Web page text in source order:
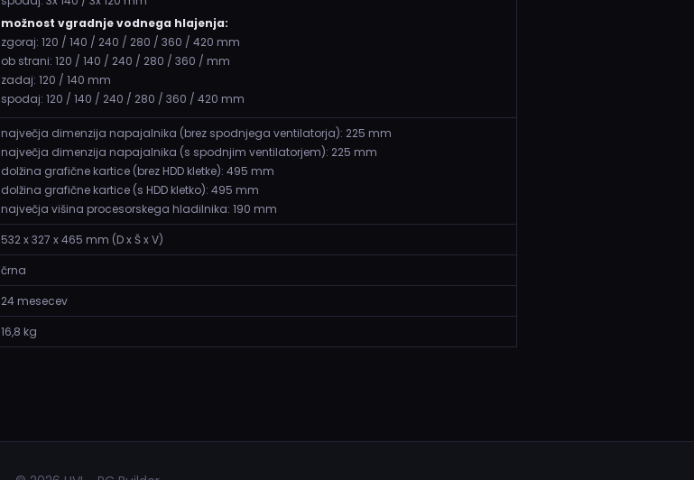
možnost vgradnje vodnega hlajenja:
zgoraj: 120 / 140 / 240 / 280 / 360 / 420 mm
ob strani: 120 / 140 / 240 / 280 / 360 / mm
zadaj: 120 / 140 mm
spodaj: 120 / 140 / 240 / 280 / 360 / 420 mm
največja dimenzija napajalnika (brez spodnjega ventilatorja): 225 mm
največja dimenzija napajalnika (s spodnjim ventilatorjem): 225 mm
dolžina grafične kartice (brez HDD kletke): 495 mm
dolžina grafične kartice (s HDD kletko): 495 mm
največja višina procesorskega hladilnika: 190 mm
532 x 327 x 465 mm (D x Š x V)
črna
24 mesecev
16,8 kg